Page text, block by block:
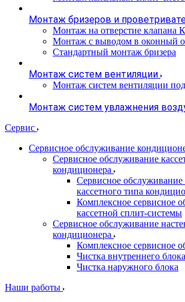
Монтаж бризеров и
Монтаж на отверстие клапана
Монтаж с выводом в оконный
Стандартный монтаж бризера
Монтаж систем вентиляции
Монтаж систем вентиляции
Монтаж систем увлажнения
Сервис
Сервисное обслуживание
Сервисное обслуживание
кондиционера
Сервисное обслуживание
кассетного типа
Комплексное сервисное
кассетной сплит-системы
Сервисное обслуживание
кондиционера
Комплексное сервисное
Чистка внутреннего блока
Чистка наружного блока
Наши работы